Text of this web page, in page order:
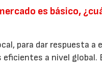
es básico,
para dar respuesta a
a nivel global.